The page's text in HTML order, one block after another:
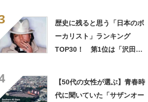
歴史に残ると思う「日本のボ
ーカリスト」ランキング
TOP30！ 第1位は「沢田研
【50代の女性が選ぶ】青春時
代に聞いていた「サザンオー